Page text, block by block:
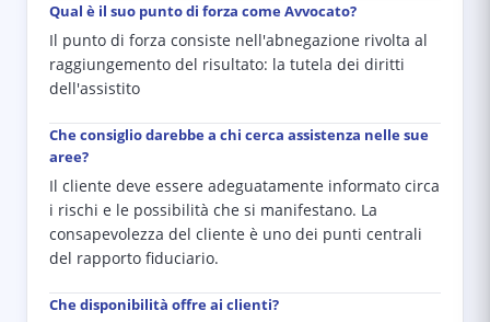
Qual è il suo punto di forza come Avvocato?
Il punto di forza consiste nell'abnegazione rivolta al
raggiungemento del risultato: la tutela dei diritti
dell'assistito
Che consiglio darebbe a chi cerca assistenza nelle sue
aree?
Il cliente deve essere adeguatamente informato circa
i rischi e le possibilità che si manifestano. La
consapevolezza del cliente è uno dei punti centrali
del rapporto fiduciario.
Che disponibilità offre ai clienti?